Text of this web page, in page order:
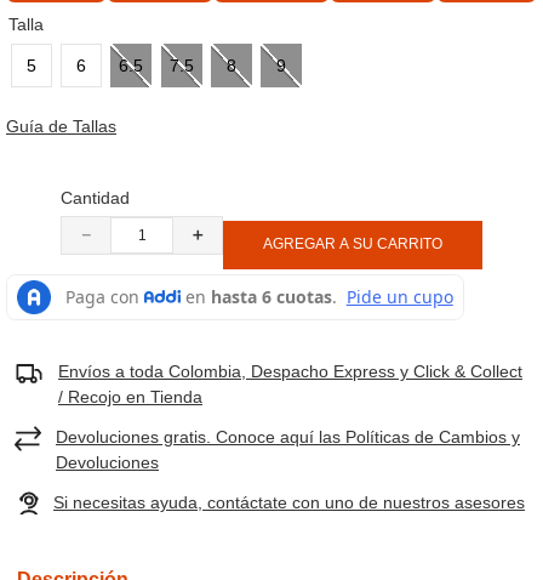
Talla
5 6 6.5 7.5 8 9
Guía de Tallas
Cantidad
＋
－ AGREGAR A SU CARRITO
Envíos a toda Colombia, Despacho Express y Click & Collect
/ Recojo en Tienda
Devoluciones gratis. Conoce aquí las Políticas de Cambios y
Devoluciones
Si necesitas ayuda, contáctate con uno de nuestros asesores